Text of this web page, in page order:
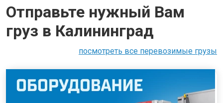
Отправьте нужный Вам
груз в Калининград
посмотреть все перевозимые грузы